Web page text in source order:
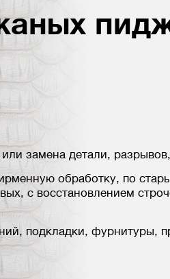
замена детали,
обработку, по
с восстановлением
подкладки, фурнитуры,